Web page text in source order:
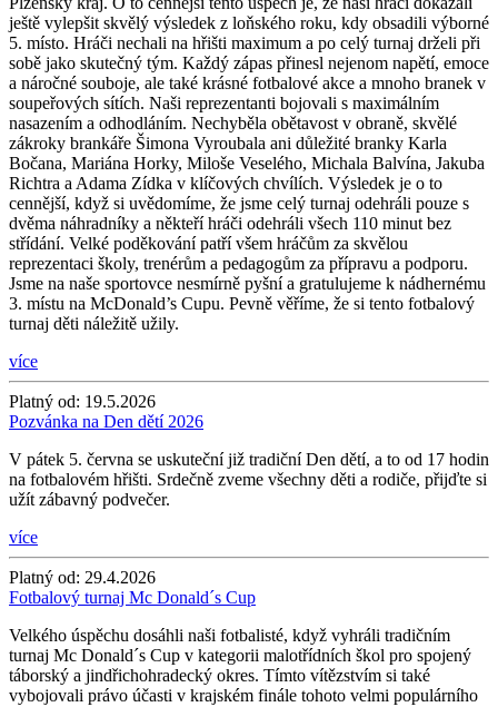
ještě vylepšit skvělý výsledek z loňského roku, kdy obsadili výborné
5. místo. Hráči nechali na hřišti maximum a po celý turnaj drželi při
sobě jako skutečný tým. Každý zápas přinesl nejenom napětí, emoce
a náročné souboje, ale také krásné fotbalové akce a mnoho branek v
soupeřových sítích. Naši reprezentanti bojovali s maximálním
nasazením a odhodláním. Nechyběla obětavost v obraně, skvělé
zákroky brankáře Šimona Vyroubala ani důležité branky Karla
Bočana, Mariána Horky, Miloše Veselého, Michala Balvína, Jakuba
Richtra a Adama Zídka v klíčových chvílích. Výsledek je o to
cennější, když si uvědomíme, že jsme celý turnaj odehráli pouze s
dvěma náhradníky a někteří hráči odehráli všech 110 minut bez
střídání. Velké poděkování patří všem hráčům za skvělou
reprezentaci školy, trenérům a pedagogům za přípravu a podporu.
Jsme na naše sportovce nesmírně pyšní a gratulujeme k nádhernému
3. místu na McDonald’s Cupu. Pevně věříme, že si tento fotbalový
turnaj děti náležitě užily.
více
Platný od: 19.5.2026
Pozvánka na Den dětí 2026
V pátek 5. června se uskuteční již tradiční Den dětí, a to od 17 hodin
na fotbalovém hřišti. Srdečně zveme všechny děti a rodiče, přijďte si
užít zábavný podvečer.
více
Platný od: 29.4.2026
Fotbalový turnaj Mc Donald´s Cup
Velkého úspěchu dosáhli naši fotbalisté, když vyhráli tradičním
turnaj Mc Donald´s Cup v kategorii malotřídních škol pro spojený
táborský a jindřichohradecký okres. Tímto vítězstvím si také
vybojovali právo účasti v krajském finále tohoto velmi populárního